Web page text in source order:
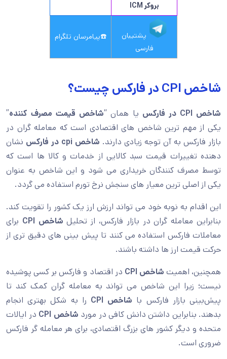
بروکر ICM
پشتیبان
فارسی
☎️پیامرسان تلگرام
شاخص CPI در فارکس چیست؟
شاخص CPI در فارکس یا همان “شاخص قیمت مصرف کننده”
یکی از مهم ترین شاخص های اقتصادی است که معامله گران در
بازار فارکس به آن توجه زیادی دارند. شاخص cpi در فارکس
نشان
دهنده تغییرات قیمت سبد کالایی از خدمات و کالا ها است که
توسط مصرف کنندگان خریداری می شود و این شاخص به عنوان
یکی از اصلی ترین معیار های سنجش نرخ تورم استفاده می گردد.
این اقدام به نوبه خود می تواند ارزش ارز یک کشور را تقویت کند.
بنابراین معامله گران در بازار فارکس، از تحلیل شاخص CPI
برای
معاملات فارکس استفاده می کنند تا پیش بینی های دقیق تری از
حرکت قیمت ارز ها داشته باشند.
همچنین، اهمیت شاخص CPI
در اقتصاد و فارکس بر کسی پوشیده
نیست؛ زیرا این شاخص می تواند به معامله گران کمک کند تا
پیش‌بینی بازار فارکس با شاخص CPI
را به شکل بهتری انجام
بدهند. بنابراین داشتن دانش کافی در مورد شاخص CPI
در ایالات
متحده و دیگر کشور های بزرگ اقتصادی، برای هر معامله گر فارکس
ضروری است.